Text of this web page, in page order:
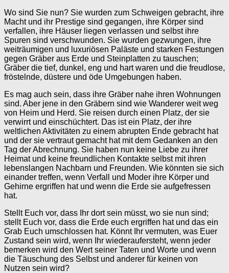
Wo sind Sie nun? Sie wurden zum Schweigen gebracht, ihre
Macht und ihr Prestige sind gegangen, ihre Körper sind
verfallen, ihre Häuser liegen verlassen und selbst ihre
Spuren sind verschwunden. Sie wurden gezwungen, ihre
weiträumigen und luxuriösen Paläste und starken Festungen
gegen Gräber aus Erde und Steinplatten zu tauschen;
Gräber die tief, dunkel, eng und hart waren und die freudlose,
fröstelnde, düstere und öde Umgebungen haben.
Es mag auch sein, dass ihre Gräber nahe ihren Wohnungen
sind. Aber jene in den Gräbern sind wie Wanderer weit weg
von Heim und Herd. Sie reisen durch einen Platz, der sie
verwirrt und einschüchtert. Das ist ein Platz, der ihre
weltlichen Aktivitäten zu einem abrupten Ende gebracht hat
und der sie vertraut gemacht hat mit dem Gedanken an den
Tag der Abrechnung. Sie haben nun keine Liebe zu ihrer
Heimat und keine freundlichen Kontakte selbst mit ihren
lebenslangen Nachbarn und Freunden. Wie könnten sie sich
einander treffen, wenn Verfall und Moder ihre Körper und
Gehirne ergriffen hat und wenn die Erde sie aufgefressen
hat.
Stellt Euch vor, dass Ihr dort sein müsst, wo sie nun sind;
stellt Euch vor, dass die Erde euch ergriffen hat und das ein
Grab Euch umschlossen hat. Könnt Ihr vermuten, was Euer
Zustand sein wird, wenn Ihr wiederaufersteht, wenn jeder
bemerken wird den Wert seiner Taten und Worte und wenn
die Täuschung des Selbst und anderer für keinen von
Nutzen sein wird?